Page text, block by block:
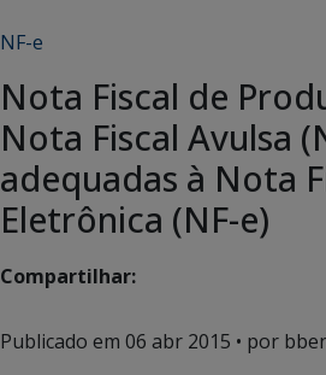
NF-e
Nota Fiscal de
Nota Fiscal Avulsa
adequadas à Nota
Eletrônica (NF-e)
Compartilhar:
Publicado em 06 abr 2015 • por